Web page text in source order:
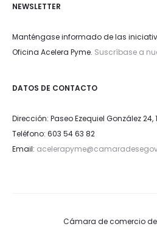
NEWSLETTER
Manténgase informado de las
Oficina Acelera Pyme. Suscríbase a
DATOS DE CONTACTO
Dirección: Paseo Ezequiel González 24,
Teléfono: 603 54 63 82
Email:
Cámara de comercio